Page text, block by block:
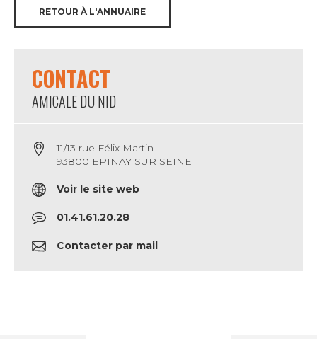
RETOUR À L'ANNUAIRE
CONTACT
AMICALE DU NID
11/13 rue Félix Martin
93800 EPINAY SUR SEINE
Voir le site web
01.41.61.20.28
Contacter par mail